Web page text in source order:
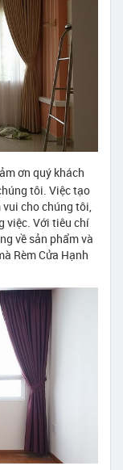
ơn quý khách
tôi. Việc tạo
vui cho chúng tôi,
việc. Với tiêu chí
về sản phẩm và
Rèm Cửa Hạnh